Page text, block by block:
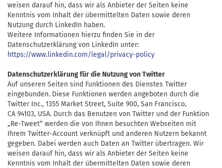
weisen darauf hin, dass wir als Anbieter der Seiten keine
Kenntnis vom Inhalt der übermittelten Daten sowie deren
Nutzung durch LinkedIn haben.
Weitere Informationen hierzu finden Sie in der
Datenschutzerklärung von LinkedIn unter:
https://www.linkedin.com/legal/privacy-policy
Datenschutzerklärung für die Nutzung von Twitter
Auf unseren Seiten sind Funktionen des Dienstes Twitter
eingebunden. Diese Funktionen werden angeboten durch die
Twitter Inc., 1355 Market Street, Suite 900, San Francisco,
CA 94103, USA. Durch das Benutzen von Twitter und der Funktion
„Re-Tweet“ werden die von Ihnen besuchten Webseiten mit
Ihrem Twitter-Account verknüpft und anderen Nutzern bekannt
gegeben. Dabei werden auch Daten an Twitter übertragen. Wir
weisen darauf hin, dass wir als Anbieter der Seiten keine
Kenntnis vom Inhalt der übermittelten Daten sowie deren